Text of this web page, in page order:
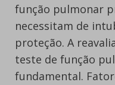
função pulmonar
necessitam de
proteção. A
teste de função
fundamental.